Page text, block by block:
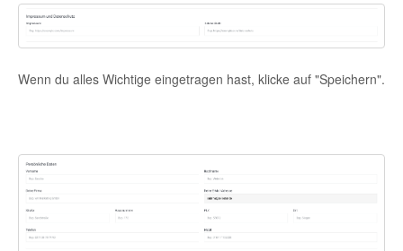
Wenn du alles Wichtige eingetragen hast, klicke auf "Speichern".